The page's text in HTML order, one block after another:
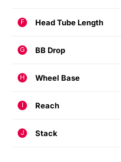
F Head Tube Length
G BB Drop
H Wheel Base
I Reach
J Stack